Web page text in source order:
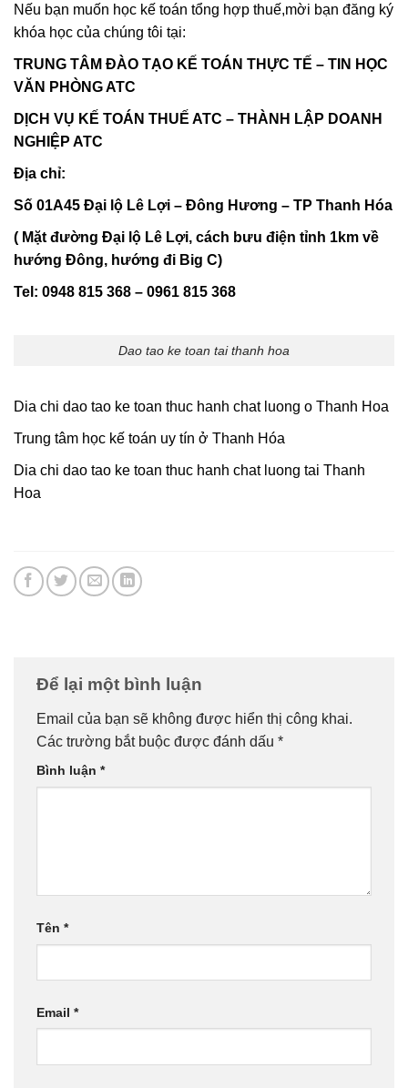
Nếu bạn muốn học kế toán tổng hợp thuế,mời bạn đăng ký
khóa học của chúng tôi tại:
TRUNG TÂM ĐÀO TẠO KẾ TOÁN THỰC TẾ – TIN HỌC
VĂN PHÒNG ATC
DỊCH VỤ KẾ TOÁN THUẾ ATC – THÀNH LẬP DOANH
NGHIỆP ATC
Địa chỉ:
Số 01A45 Đại lộ Lê Lợi – Đông Hương – TP Thanh Hóa
( Mặt đường Đại lộ Lê Lợi, cách bưu điện tỉnh 1km về
hướng Đông, hướng đi Big C)
Tel: 0948 815 368 – 0961 815 368
Dao tao ke toan tai thanh hoa
Dia chi dao tao ke toan thuc hanh chat luong o Thanh Hoa
Trung tâm học kế toán uy tín ở Thanh Hóa
Dia chi dao tao ke toan thuc hanh chat luong tai Thanh
Hoa
Để lại một bình luận
Email của bạn sẽ không được hiển thị công khai.
Các trường bắt buộc được đánh dấu *
Bình luận *
Tên *
Email *